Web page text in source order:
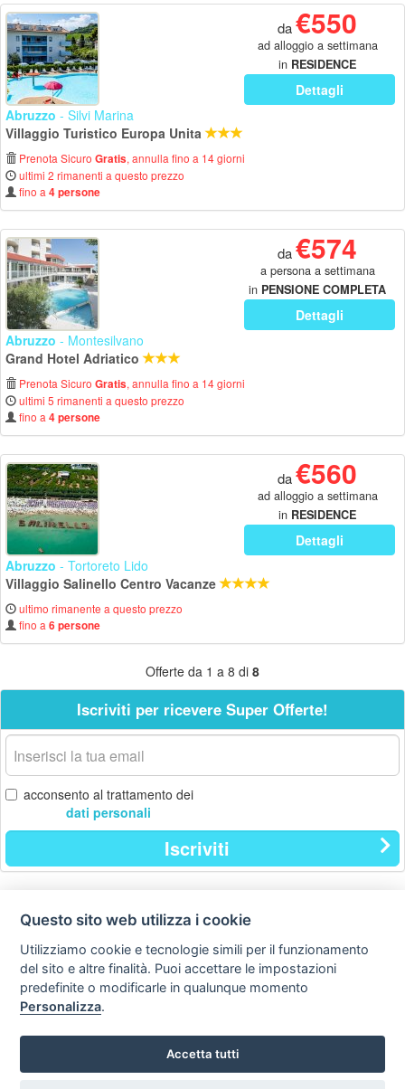
da€550
ad alloggio a settimana
in RESIDENCE
Dettagli
Abruzzo - Silvi Marina
Villaggio Turistico Europa Unita
Prenota Sicuro Gratis, annulla fino a 14 giorni
ultimi 2 rimanenti a questo prezzo
fino a 4 persone
da€574
a persona a settimana
in PENSIONE COMPLETA
Dettagli
Abruzzo - Montesilvano
Grand Hotel Adriatico
Prenota Sicuro Gratis, annulla fino a 14 giorni
ultimi 5 rimanenti a questo prezzo
fino a 4 persone
da€560
ad alloggio a settimana
in RESIDENCE
Dettagli
Abruzzo - Tortoreto Lido
Villaggio Salinello Centro Vacanze
ultimo rimanente a questo prezzo
fino a 6 persone
Offerte da 1 a 8 di 8
Iscriviti per ricevere Super Offerte!
La
tua
email
acconsento al trattamento dei
dati personali
Iscriviti
Contatti
Privacy
Preferenze cookie
Hello Vacanze S.r.L.
Questo sito web utilizza i cookie
Utilizziamo cookie e tecnologie simili per il funzionamento
del sito e altre finalità. Puoi accettare le impostazioni
predefinite o modificarle in qualunque momento
Personalizza.
Accetta tutti